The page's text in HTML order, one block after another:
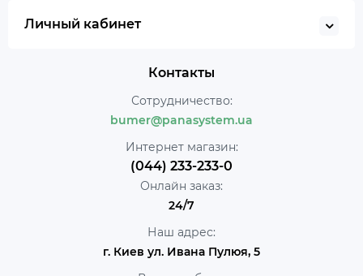
Личный кабинет
Контакты
Сотрудничество:
bumer@panasystem.ua
Интернет магазин:
(044) 233-233-0
Онлайн заказ:
24/7
Наш адрес:
г. Киев ул. Ивана Пулюя, 5